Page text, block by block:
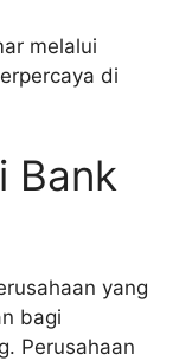
melalui
di
Bank
yang
bagi
Perusahaan